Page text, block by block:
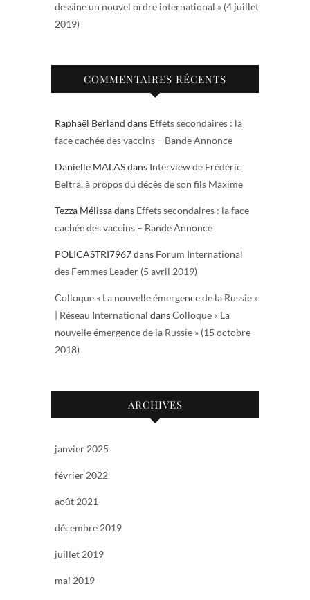
dessine un nouvel ordre international » (4 juillet
2019)
COMMENTAIRES RÉCENTS
Raphaël Berland dans Effets secondaires : la
face cachée des vaccins – Bande Annonce
Danielle MALASdans Interview de Frédéric
Beltra, à propos du décès de son fils Maxime
Tezza Mélissadans Effets secondaires : la face
cachée des vaccins – Bande Annonce
POLICASTRI7967dans Forum International
des Femmes Leader (5 avril 2019)
Colloque « La nouvelle émergence de la Russie »
| Réseau International dansColloque « La
nouvelle émergence de la Russie » (15 octobre
2018)
ARCHIVES
janvier 2025
février 2022
août 2021
décembre 2019
juillet 2019
mai 2019